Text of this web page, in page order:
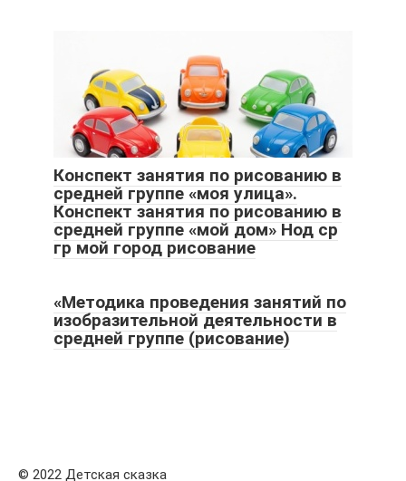
Конспект занятия по рисованию в
средней группе «моя улица».
Конспект занятия по рисованию в
средней группе «мой дом» Нод ср
гр мой город рисование
«Методика проведения занятий по
изобразительной деятельности в
средней группе (рисование)
© 2022 Детская сказка